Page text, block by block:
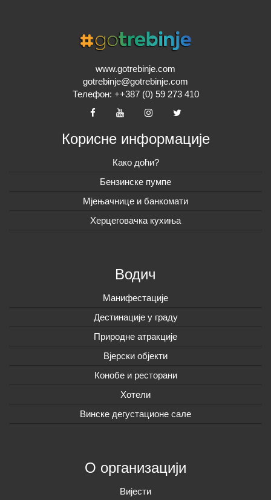
www.gotrebinje.com
gotrebinje@gotrebinje.com
Телефон: ++387 (0) 59 273 410
Корисне информације
Како доћи?
Бензинске пумпе
Мјењачнице и банкомати
Херцеговачка кухиња
Водич
Манифестације
Дестинације у граду
Природне атракције
Вјерски објекти
Конобе и ресторани
Хотели
Винске дегустационе сале
О организацији
Вијeсти